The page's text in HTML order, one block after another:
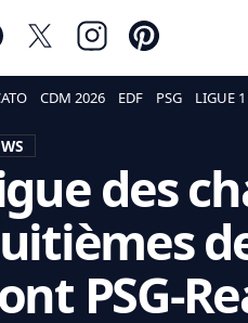
CDM 2026 EDF PSG LIGUE 1
des
PSG-